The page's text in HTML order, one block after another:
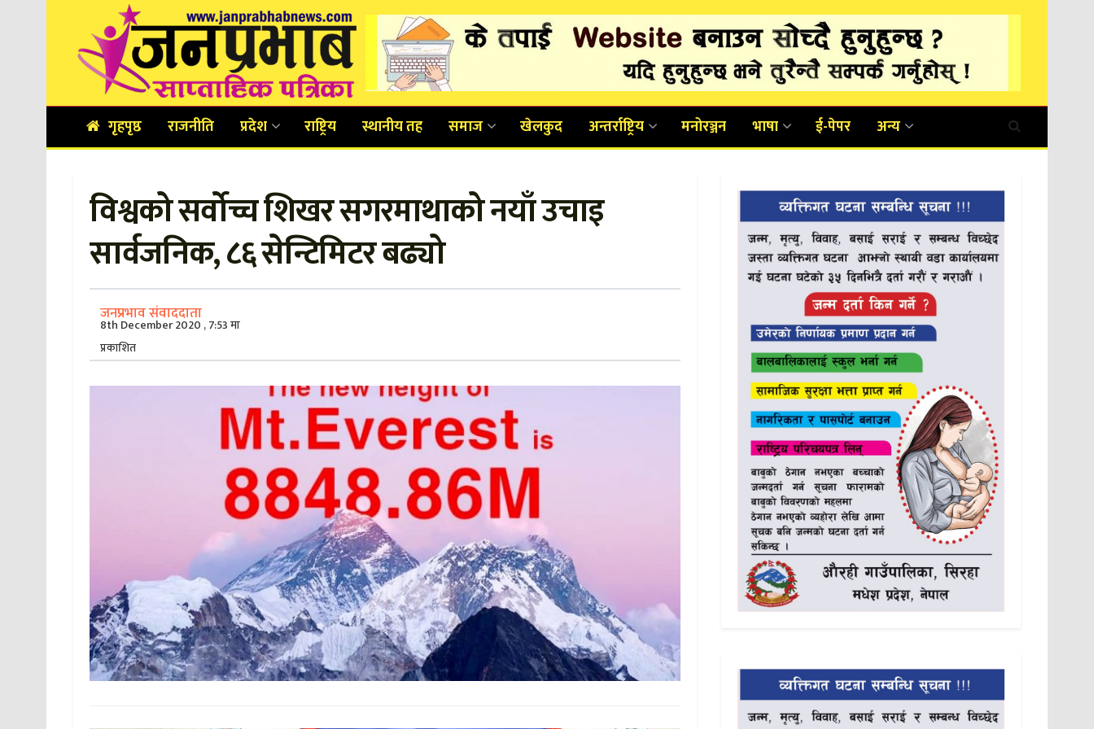
गृहपृष्ठ राजनीति प्रदेश राष्ट्रिय स्थानीय तह समाज खेलकुद अन्तर्राष्ट्रिय मनोरञ्जन भाषा ई-पेपर अन्य
विश्वको सर्वोच्च शिखर सगरमाथाको नयाँ उचाइ
सार्वजनिक, ८६ सेन्टिमिटर बढ्यो
जनप्रभाव संवाददाता
8th December 2020 , 7:53 मा
प्रकाशित